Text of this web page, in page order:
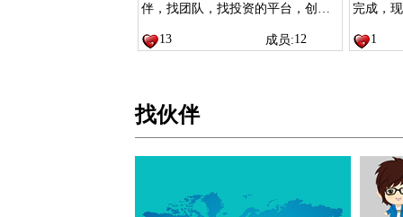
伴，找团队，找投资的平台，创业
因缺少各种资源而放弃理想，创业
想去创业的各种人才，这样想去创
业的伙伴就可以在这里找到自己想
要的人才，Justdo团队主要负责社区
的建设和维护，欢迎各位创友提供
13 成员:12
完成，
1
找伙伴